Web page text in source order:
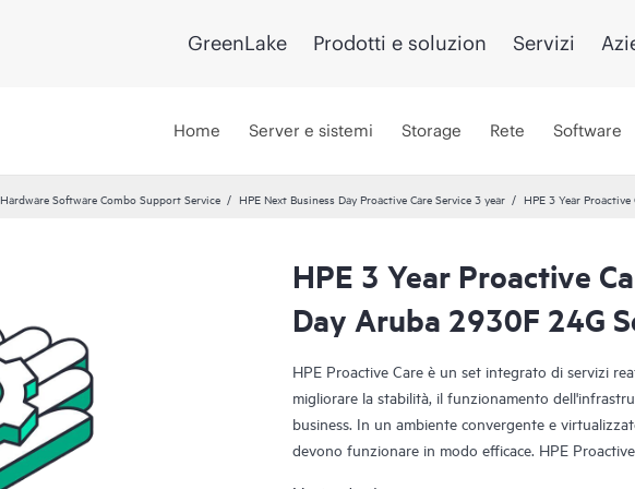
GreenLake Prodotti e soluzion Servizi
Home Server e sistemi Storage Rete Software
Hardware Software Combo Support Service HPE Next Business Day Proactive Care Service 3 year HPE 3 Year
HPE 3 Year Proactive
Day Aruba 2930F 24G
HPE Proactive Care è un set integrato di servizi
migliorare la stabilità, il funzionamento
business. In un ambiente convergente e
devono funzionare in modo efficace. HPE